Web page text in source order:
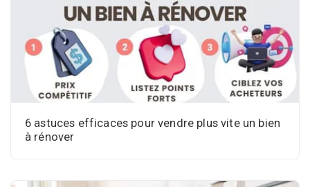
6 astuces efficaces pour vendre plus vite un bien
à rénover